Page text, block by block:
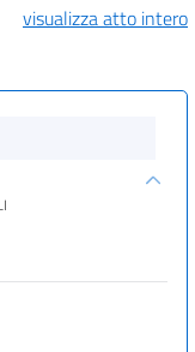
visualizza atto intero